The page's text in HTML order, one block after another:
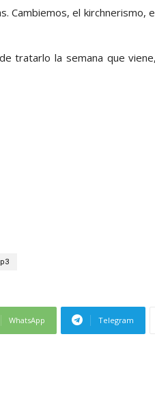
Cambiemos, el kirchnerismo,
tratarlo la semana que
p3
WhatsApp Telegram